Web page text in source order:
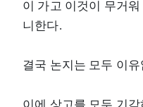
이 가고 이것이 무거
니한다.
결국 논지는 모두 이유
이에 상고를 모두 기